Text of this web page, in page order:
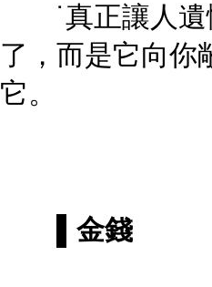
˙真正讓人遺
了，而是它向你
它。
▌金錢